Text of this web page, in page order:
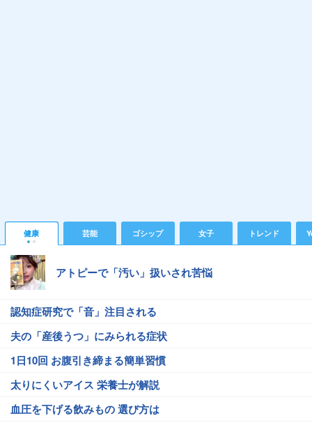
健康 芸能 ゴシップ 女子 トレンド
アトピーで「汚い」扱いされ苦悩
認知症研究で「音」注目される
夫の「産後うつ」にみられる症状
1日10回 お腹引き締まる簡単習慣
太りにくいアイス 栄養士が解説
血圧を下げる飲みもの 選び方は